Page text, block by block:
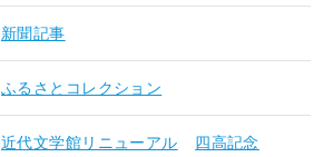
新聞記事
ふるさとコレクション
近代文学館リニューアル
四高記念